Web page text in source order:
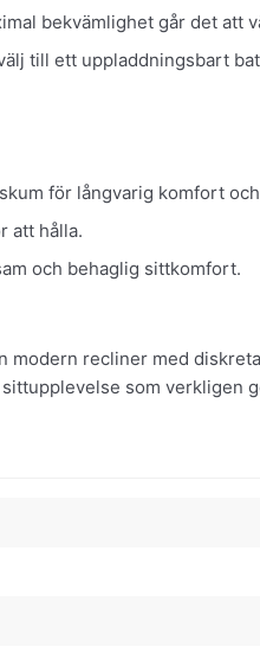
bekvämlighet går det att
till ett uppladdningsbart
för långvarig komfort
att hålla.
och behaglig sittkomfort.
modern recliner med
som verkligen